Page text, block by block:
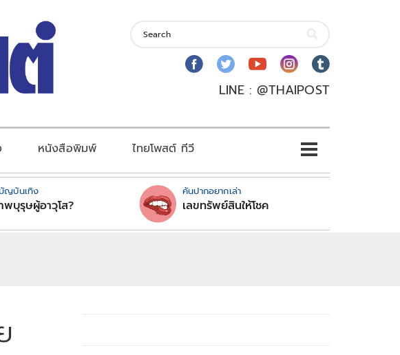
LINE : @THAIPOST
หนังสือพิมพ์ ไทยโพสต์ ทีวี
ญบันเทิง
พบุรุษผู้อาวุโส?
คันปากอยากเล่า
เลขทรัพย์สินให้โชค